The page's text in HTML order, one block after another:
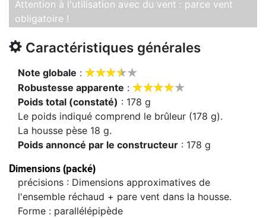
Attention à l'utilisation avec du vent : parce vent
obligatoire !
Caractéristiques générales
Note globale : 

Robustesse apparente : 

Poids total (constaté) : 178 g
Le poids indiqué comprend le brûleur (178 g).
La housse pèse 18 g.
Poids annoncé par le constructeur : 178 g
Dimensions (packé)
précisions : Dimensions approximatives de
l'ensemble réchaud + pare vent dans la housse.
Forme : parallélépipède